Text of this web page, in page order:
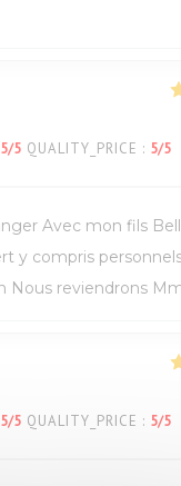
5/5 QUALITY_PRICE : 5/5
Avec mon fils
y compris
Nous reviendrons
5/5 QUALITY_PRICE : 5/5